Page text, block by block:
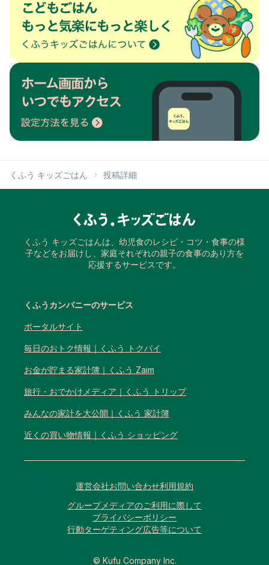
くふう キッズごはん 投稿詳細
くふう キッズごはんは、幼児食のレシピ・コツ・食事の様
子などをお届けし、家庭それぞれの親子の食事のあり方を
応援するサービスです。
くふうカンパニーのサービス
ポータルサイト
毎日のおトク情報｜くふう トクバイ
お金が貯まる家計簿｜くふう Zaim
旅行・おでかけメディア｜くふう トリップ
みんなの家計を大公開｜くふう 家計簿
近くの買い物情報｜くふう ショッピング
運営会社お問い合わせ利用規約
グループメディアのご利用に際して
プライバシーポリシー
行動ターゲティング広告等について
© Kufu Company Inc.